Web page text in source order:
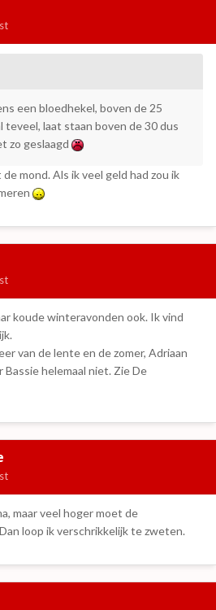
een bloedhekel, boven de 25
laat staan boven de 30 dus
zo geslaagd
mond. Als ik veel geld had zou ik
koude winteravonden ook. Ik vind
van de lente en de zomer, Adriaan
helemaal niet. Zie De
maar veel hoger moet de
loop ik verschrikkelijk te zweten.